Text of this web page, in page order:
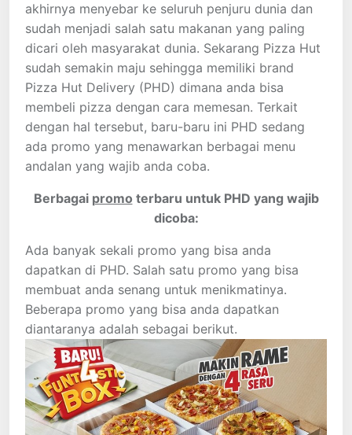
akhirnya menyebar ke seluruh penjuru dunia dan
sudah menjadi salah satu makanan yang paling
dicari oleh masyarakat dunia. Sekarang Pizza Hut
sudah semakin maju sehingga memiliki brand
Pizza Hut Delivery (PHD) dimana anda bisa
membeli pizza dengan cara memesan. Terkait
dengan hal tersebut, baru-baru ini PHD sedang
ada promo yang menawarkan berbagai menu
andalan yang wajib anda coba.
Berbagai promo terbaru untuk PHD yang wajib
dicoba:
Ada banyak sekali promo yang bisa anda
dapatkan di PHD. Salah satu promo yang bisa
membuat anda senang untuk menikmatinya.
Beberapa promo yang bisa anda dapatkan
diantaranya adalah sebagai berikut.